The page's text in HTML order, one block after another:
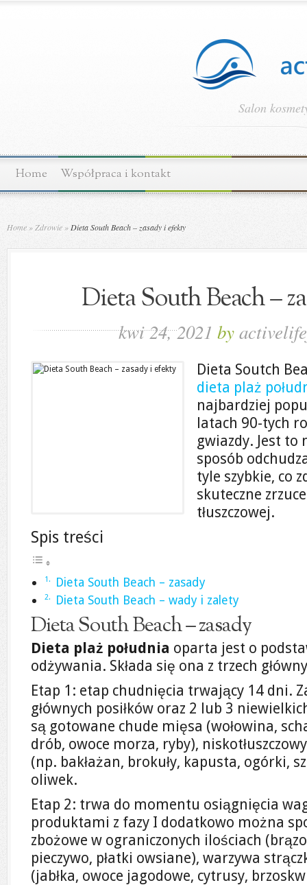
Salon
Home Współpraca i kontakt
Home » Zdrowie » Dieta South Beach – zasady i efekty
Dieta South Beach –
kwi 24, 2021 by
Dieta Soutch
dieta plaż
najbardziej
latach 90-tych
gwiazdy. Jest to
sposób
tyle szybkie, co
skuteczne
tłuszczowej.
Spis treści
Dieta South Beach – zasady
Dieta South Beach – wady i zalety
Dieta South Beach – zasady
Dieta plaż południa oparta jest o
odżywania. Składa się ona z trzech
Etap 1: etap chudnięcia trwający 14 dni.
głównych posiłków oraz 2 lub 3
są gotowane chude mięsa (wołowina,
drób, owoce morza, ryby),
(np. bakłażan, brokuły, kapusta, ogórki,
oliwek.
Etap 2: trwa do momentu osiągnięcia
produktami z fazy I dodatkowo można
zbożowe w ograniczonych ilościach
pieczywo, płatki owsiane), warzywa
(jabłka, owoce jagodowe, cytrusy,